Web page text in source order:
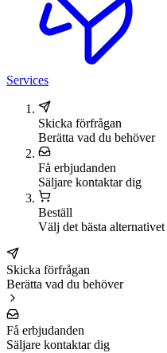
Services
Skicka förfrågan
Berätta vad du behöver
Få erbjudanden
Säljare kontaktar dig
Beställ
Välj det bästa alternativet
Skicka förfrågan
Berätta vad du behöver
Få erbjudanden
Säljare kontaktar dig